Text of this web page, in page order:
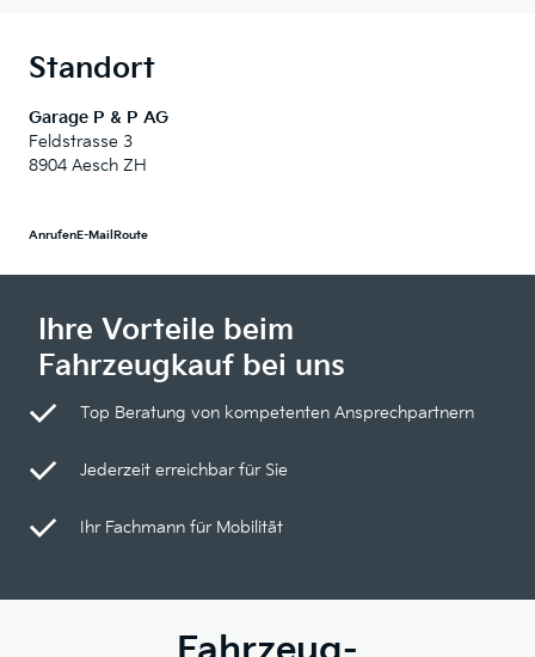
Standort
Garage P & P AG
Feldstrasse 3
8904 Aesch ZH
AnrufenE-Mail Route
Ihre Vorteile beim
Fahrzeugkauf bei uns
Top Beratung von kompetenten Ansprechpartnern
Jederzeit erreichbar für Sie
Ihr Fachmann für Mobilität